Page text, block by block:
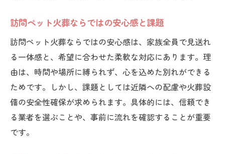
訪問ペット火葬ならではの安心感と課題
訪問ペット火葬ならではの安心感は、家族全員で見送れ
る一体感と、希望に合わせた柔軟な対応にあります。理
由は、時間や場所に縛られず、心を込めた別れができる
ためです。しかし、課題としては近隣への配慮や火葬設
備の安全性確保が求められます。具体的には、信頼でき
る業者を選ぶことや、事前に流れを確認することが重要
です。